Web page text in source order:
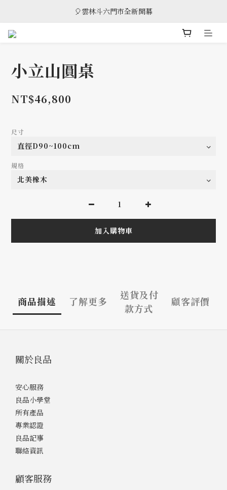
🎈雲林斗六門市全新開幕
🎈雲林斗六門市全新開幕
🎁 消費滿8萬享95折，滿12萬享9折優惠，部分商品除外
小立山圓桌
NT$46,800
尺寸
規格
加入購物車
商品描述 了解更多
送貨及付
款方式
顧客評價
關於良品
安心服務
良品小學堂
所有產品
專業認證
良品記事
聯絡資訊
顧客服務